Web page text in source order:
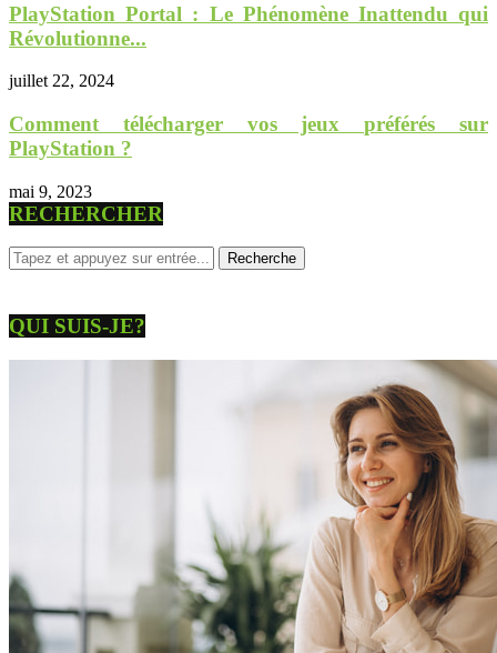
PlayStation Portal : Le Phénomène Inattendu qui
Révolutionne...
juillet 22, 2024
Comment télécharger vos jeux préférés sur
PlayStation ?
mai 9, 2023
RECHERCHER
QUI SUIS-JE?